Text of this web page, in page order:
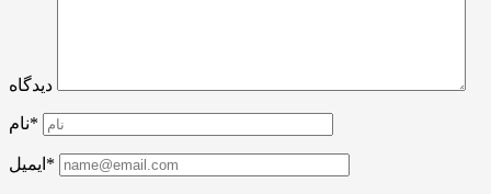
دیدگاه
نام*
ایمیل*